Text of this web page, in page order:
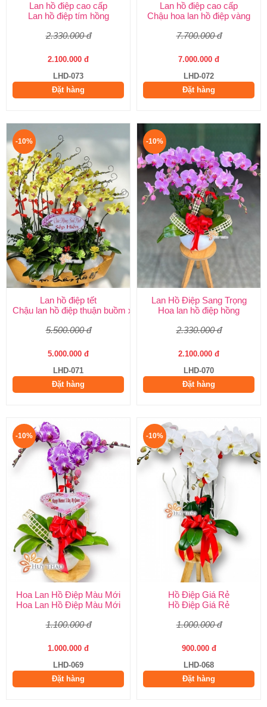
Lan hồ điệp cao cấp
Lan hồ điệp tím hồng
2.330.000 đ
2.100.000 đ
LHD-073
Đặt hàng
Lan hồ điệp cao cấp
Chậu hoa lan hồ điệp vàng
7.700.000 đ
7.000.000 đ
LHD-072
Đặt hàng
-10%
Lan hồ điệp tết
Chậu lan hồ điệp thuận buồm xuôi gió
5.500.000 đ
5.000.000 đ
LHD-071
Đặt hàng
-10%
Lan Hồ Điệp Sang Trọng
Hoa lan hồ điệp hồng
2.330.000 đ
2.100.000 đ
LHD-070
Đặt hàng
-10%
Hoa Lan Hồ Điệp Màu Mới
Hoa Lan Hồ Điệp Màu Mới
1.100.000 đ
1.000.000 đ
LHD-069
Đặt hàng
-10%
Hồ Điệp Giá Rẻ
Hồ Điệp Giá Rẻ
1.000.000 đ
900.000 đ
LHD-068
Đặt hàng